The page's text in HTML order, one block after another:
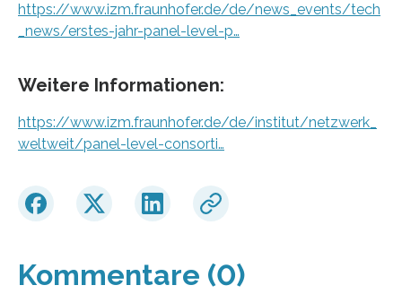
https://www.izm.fraunhofer.de/de/news_events/tech
_news/erstes-jahr-panel-level-p…
Weitere Informationen:
https://www.izm.fraunhofer.de/de/institut/netzwerk_
weltweit/panel-level-consorti…
Kommentare (0)